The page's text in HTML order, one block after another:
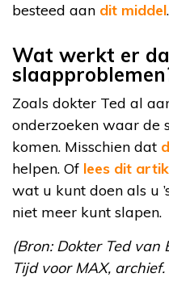
besteed aan dit middel.
Wat werkt er
Zoals dokter Ted al
onderzoeken waar de
komen. Misschien dat
helpen. Of lees dit
wat u kunt doen als u
niet meer kunt slapen.
(Bron: Dokter Ted van
Tijd voor MAX,